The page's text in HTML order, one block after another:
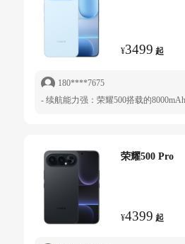
¥3499 起
180****7675
荣耀500 Pro
¥4399 起